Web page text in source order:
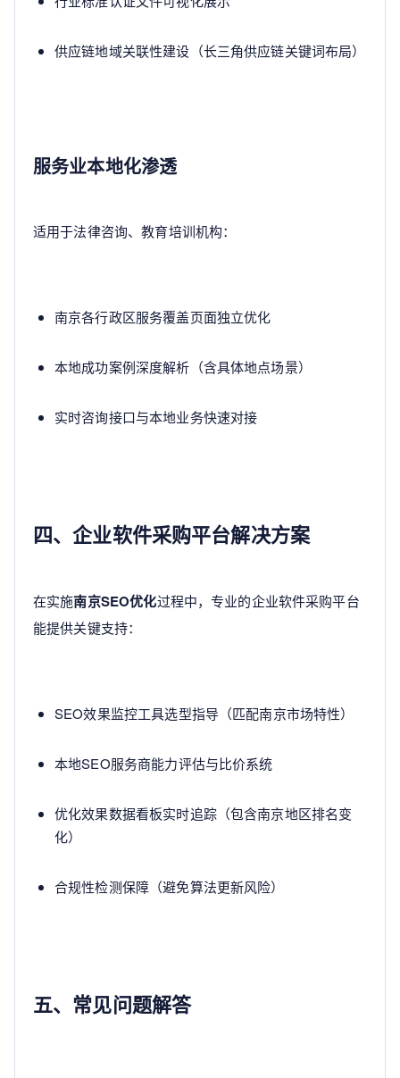
供应链地域关联性建设（长三角供应链关键词布局）
服务业本地化渗透
适用于法律咨询、教育培训机构：
南京各行政区服务覆盖页面独立优化
本地成功案例深度解析（含具体地点场景）
实时咨询接口与本地业务快速对接
四、企业软件采购平台解决方案
在实施南京SEO优化过程中，专业的企业软件采购平台
能提供关键支持：
SEO效果监控工具选型指导（匹配南京市场特性）
本地SEO服务商能力评估与比价系统
优化效果数据看板实时追踪（包含南京地区排名变
化）
合规性检测保障（避免算法更新风险）
五、常见问题解答